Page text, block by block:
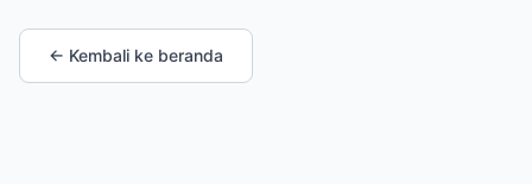
← Kembali ke beranda